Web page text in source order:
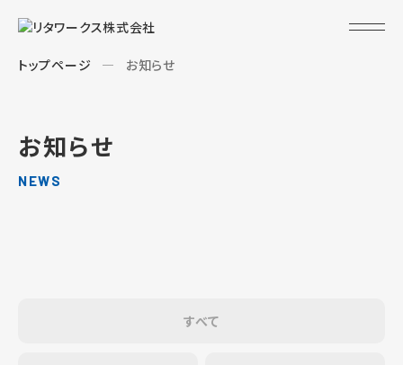
トップページ お知らせ
お知らせ
NEWS
すべて